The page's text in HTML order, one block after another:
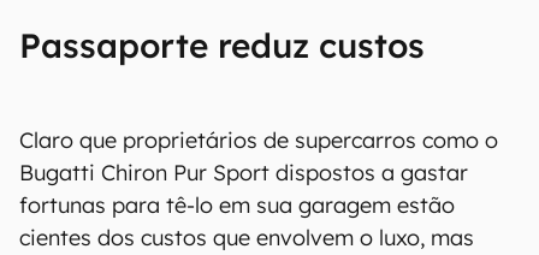
Passaporte reduz custos
Claro que proprietários de supercarros como o
Bugatti Chiron Pur Sport dispostos a gastar
fortunas para tê-lo em sua garagem estão
cientes dos custos que envolvem o luxo, mas